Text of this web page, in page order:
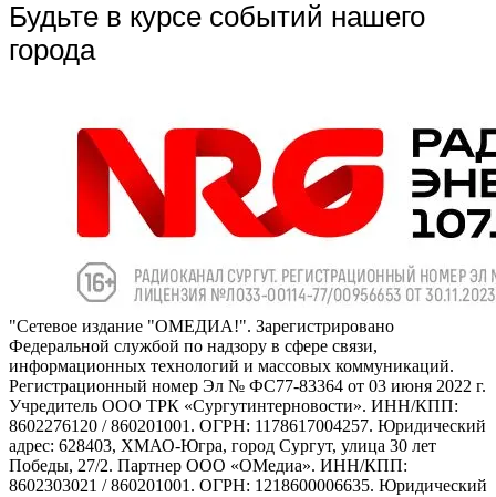
Будьте в курсе событий нашего
города
"Сетевое издание "ОМЕДИА!". Зарегистрировано
Федеральной службой по надзору в сфере связи,
информационных технологий и массовых коммуникаций.
Регистрационный номер Эл № ФС77-83364 от 03 июня 2022 г.
Учредитель ООО ТРК «Сургутинтерновости». ИНН/КПП:
8602276120 / 860201001. ОГРН: 1178617004257. Юридический
адрес: 628403, ХМАО-Югра, город Сургут, улица 30 лет
Победы, 27/2. Партнер ООО «ОМедиа». ИНН/КПП:
8602303021 / 860201001. ОГРН: 1218600006635. Юридический